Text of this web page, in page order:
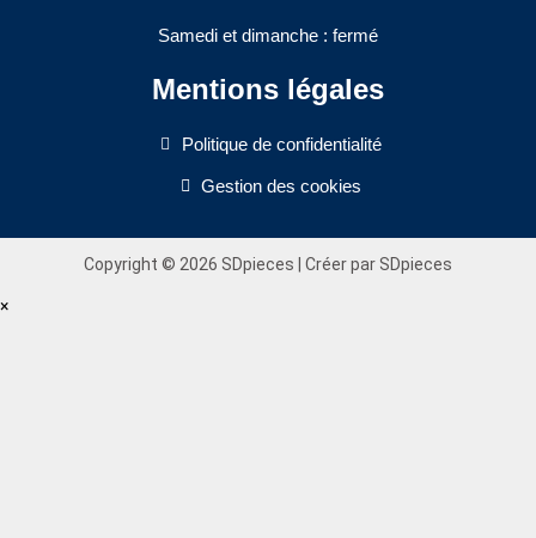
Samedi et dimanche : fermé
Mentions légales
Politique de confidentialité
Gestion des cookies
Copyright © 2026 SDpieces | Créer par SDpieces
×